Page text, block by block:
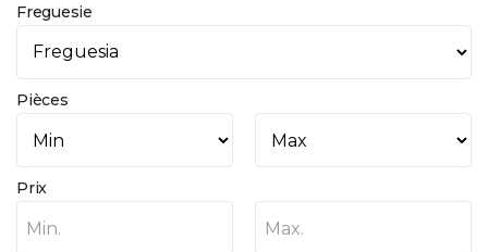
Freguesie
Pièces
Prix
Min. Max.